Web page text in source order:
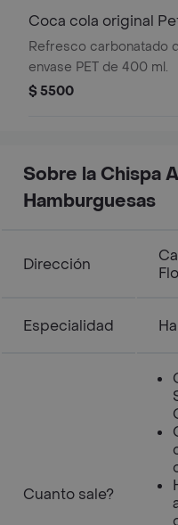
Coca cola original
Refresco carbonatado
envase PET de 400 ml.
$ 5500
Sobre la Chispa
Hamburguesas
Dirección
Especialidad
Cuanto sale?